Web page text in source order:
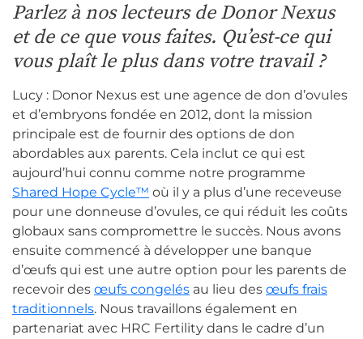
Parlez à nos lecteurs de Donor Nexus
et de ce que vous faites. Qu’est-ce qui
vous plaît le plus dans votre travail ?
Lucy : Donor Nexus est une agence de don d’ovules
et d’embryons fondée en 2012, dont la mission
principale est de fournir des options de don
abordables aux parents. Cela inclut ce qui est
aujourd’hui connu comme notre programme
Shared Hope Cycle™ où il y a plus d’une receveuse
pour une donneuse d’ovules, ce qui réduit les coûts
globaux sans compromettre le succès. Nous avons
ensuite commencé à développer une banque
d’œufs qui est une autre option pour les parents de
recevoir des œufs congelés au lieu des œufs frais
traditionnels. Nous travaillons également en
partenariat avec HRC Fertility dans le cadre d’un